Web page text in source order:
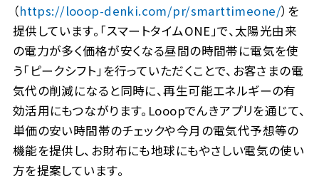
（https://looop-denki.com/pr/smarttimeone/）を
提供しています。「スマートタイムONE」で、太陽光由来
の電力が多く価格が安くなる昼間の時間帯に電気を使
う「ピークシフト」を行っていただくことで、お客さまの電
気代の削減になると同時に、再生可能エネルギーの有
効活用にもつながります。Looopでんきアプリを通じて、
単価の安い時間帯のチェックや今月の電気代予想等の
機能を提供し、お財布にも地球にもやさしい電気の使い
方を提案しています。